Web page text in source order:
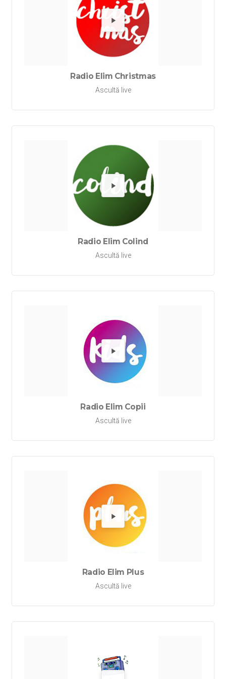
Redă
Radio Elim Christmas
Ascultă live
Redă
Radio Elim Colind
Ascultă live
Redă
Radio Elim Copii
Ascultă live
Redă
Radio Elim Plus
Ascultă live